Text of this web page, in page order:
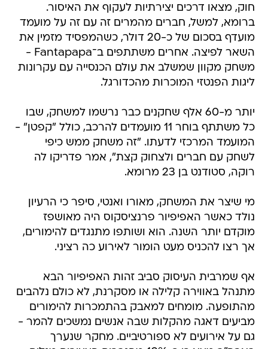
חוק, מצאו דרכים יצירתיות לעקוף את האיסור.
ברומא, למשל, חברים מהמרים זה עם זה על מועמד
מועדף בסכום של כ-20 דולר, כשהמפסיד מזמין את
השאר לפיצה. אחרים משתתפים ב־Fantapapa -
משחק מקוון שמשלב את עולם הכנסייה עם עקרונות
ליגות הפנטזי המוכרות מהכדורגל.
יותר מ-60 אלף שחקנים כבר נרשמו למשחק, שבו
כל משתתף בוחר 11 מועמדים להרכב, כולל "קפטן" -
המועמד המרכזי לדעתו. "זה משחק ממש כיפי
לשחק עם חברים ולצחוק קצת", אמר פדריקו לה
רוקה, סטודנט בן 23 מרומא.
מי שיצר את המשחק, מאורו ואנטי, סיפר כי הרעיון
נולד כאשר האפיפיור פרנציסקוס היה מאושפז
מוקדם יותר השנה. הוא ושותפו מתנגדים להימורים,
אך רצו להכניס מעט הומור לאירוע כה רציני.
אף שמרבית העיסוק סביב זהות האפיפיור הבא
מתנהל באווירה קלילה או מסקרנת, לא כולם נלהבים
מהתופעה. מומחים למאבק בהתמכרות להימורים
מביעים דאגה מהקלות שבה אנשים נמשכים להמר -
גם על אירועים לא ספורטיביים. מחקר שנערך